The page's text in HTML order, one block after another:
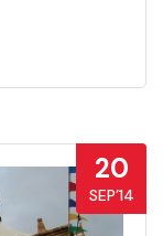
20
SEP’14